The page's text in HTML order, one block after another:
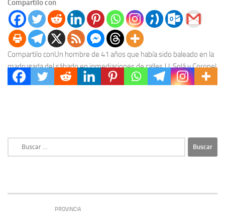
Compartilo con
Compartilo conUn hombre de 41 años que había sido baleado en la
madrugada del sábado en inmediaciones de calles J.J. Solá y Coronel
Navarrlo, falleció...
PROVINCIA